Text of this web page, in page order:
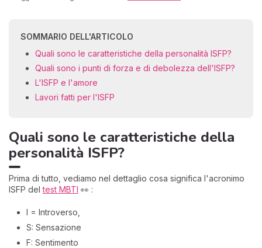
SOMMARIO DELL'ARTICOLO
Quali sono le caratteristiche della personalità ISFP?
Quali sono i punti di forza e di debolezza dell'ISFP?
L'ISFP e l'amore
Lavori fatti per l'ISFP
Quali sono le caratteristiche della
personalità ISFP?
Prima di tutto, vediamo nel dettaglio cosa significa l'acronimo
ISFP deltest MBTI 👀 :
I = Introverso,
S: Sensazione
F: Sentimento